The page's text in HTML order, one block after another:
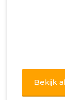
Bekijk